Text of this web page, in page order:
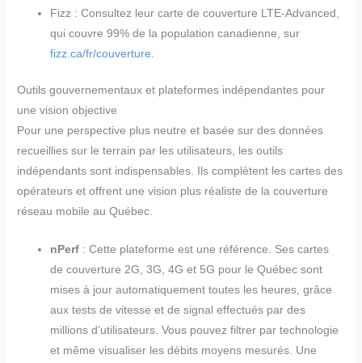
Fizz : Consultez leur carte de couverture LTE-Advanced,
qui couvre 99% de la population canadienne, sur
fizz.ca/fr/couverture
Outils gouvernementaux et plateformes indépendantes pour
une vision objective
Pour une perspective plus neutre et basée sur des données
recueillies sur le terrain par les utilisateurs, les outils
indépendants sont indispensables. Ils complètent les cartes des
opérateurs et offrent une vision plus réaliste de la couverture
réseau mobile au Québec.
nPerf : Cette plateforme est une référence. Ses cartes
de couverture 2G, 3G, 4G et 5G pour le Québec sont
mises à jour automatiquement toutes les heures, grâce
aux tests de vitesse et de signal effectués par des
millions d’utilisateurs. Vous pouvez filtrer par technologie
et même visualiser les débits moyens mesurés. Une